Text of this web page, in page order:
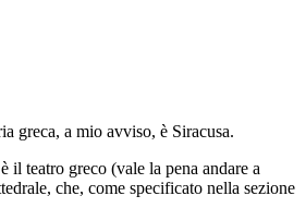
greca, a mio avviso, è Siracusa.
il teatro greco (vale la pena andare a
che, come specificato nella sezione